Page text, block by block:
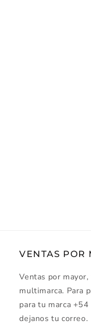
VENTAS POR
Ventas por
multimarca. Para
para tu marca
dejanos tu correo.